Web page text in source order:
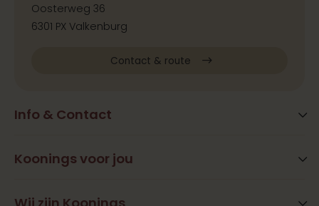
Info & Contact
FAQ
Vestigingen
Koonings voor jou
Beauty
Oosterweg 36
6301 PX Valkenburg
Contact & route